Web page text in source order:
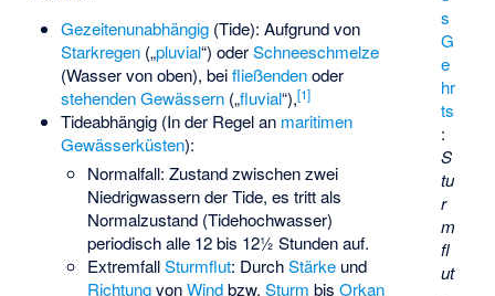
s
G
e
hr
ts
:
S
tu
r
m
fl
ut
Gezeitenunabhängig(Tide): Aufgrund von
Starkregen(„pluvial“) oderSchneeschmelze
(Wasser von oben), beifließendenoder
stehenden Gewässern(„fluvial“),[1]
Tideabhängig (In der Regel an maritimen
Gewässerküsten):
Normalfall: Zustand zwischen zwei
Niedrigwassern der Tide, es tritt als
Normalzustand (Tidehochwasser)
periodisch alle 12 bis 12½ Stunden auf.
ExtremfallSturmflut: DurchStärke und
RichtungvonWindbzw.Sturm bisOrkan